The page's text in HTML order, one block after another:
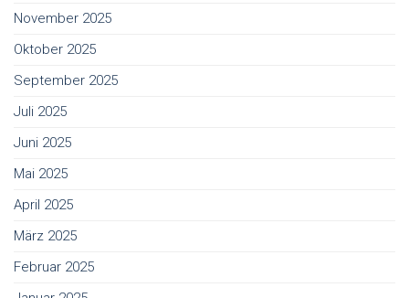
November 2025
Oktober 2025
September 2025
Juli 2025
Juni 2025
Mai 2025
April 2025
März 2025
Februar 2025